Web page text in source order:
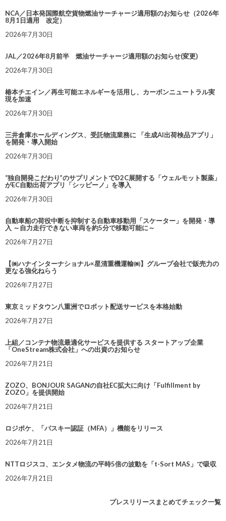
NCA／日本発国際航空貨物燃油サーチャージ適用額のお知らせ（2026年
8月1日適用 改定）
2026年7月30日
JAL／2026年8月前半 燃油サーチャージ適用額のお知らせ(変更)
2026年7月30日
椿本チエイン／再生可能エネルギーを活用し、カーボンニュートラル実
現を加速
2026年7月30日
三井倉庫ホールディングス、受託物流業務に 「生成AI出荷検品アプリ」
を開発・導入開始
2026年7月30日
“独自開発こだわり”のサプリメントでD2C展開する「ウェルモット製薬」
がEC自動出荷アプリ「シッピーノ」を導入
2026年7月30日
自動車船の荷役中断を抑制する自動車移動用「スケーター」を開発・導
入 ～自力走行できない車両を約5分で移動可能に～
2026年7月27日
【㈱ハナインターナショナル×星清重機運輸㈱】グループ会社で販売力の
更なる強化ねらう
2026年7月27日
東京ミッドタウン八重洲でロボット配送サービスを本格始動
2026年7月27日
上組／コンテナ物流最適化サービスを提供する スタートアップ企業
「OneStream株式会社」への出資のお知らせ
2026年7月21日
ZOZO、BONJOUR SAGANの自社EC拡大に向け「Fulfillment by
ZOZO」を提供開始
2026年7月21日
ロジポケ、「パスキー認証（MFA）」機能をリリース
2026年7月21日
NTTロジスコ、エンタメ物流の平時5倍の波動を「t-Sort MAS」で吸収
2026年7月21日
プレスリリースまとめてチェック一覧